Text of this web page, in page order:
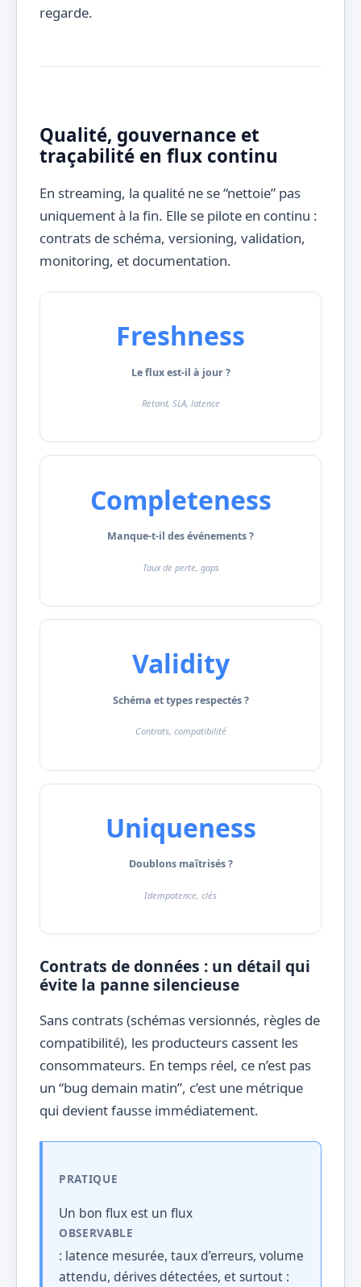
regarde.
Qualité, gouvernance et
traçabilité en flux continu
En streaming, la qualité ne se “nettoie” pas
uniquement à la fin. Elle se pilote en continu :
contrats de schéma, versioning, validation,
monitoring, et documentation.
Freshness
Le flux est-il à jour ?
Retard, SLA, latence
Completeness
Manque-t-il des événements ?
Taux de perte, gaps
Validity
Schéma et types respectés ?
Contrats, compatibilité
Uniqueness
Doublons maîtrisés ?
Idempotence, clés
Contrats de données : un détail qui
évite la panne silencieuse
Sans contrats (schémas versionnés, règles de
compatibilité), les producteurs cassent les
consommateurs. En temps réel, ce n’est pas
un “bug demain matin”, c’est une métrique
qui devient fausse immédiatement.
PRATIQUE
Un bon flux est un flux
OBSERVABLE
: latence mesurée, taux d’erreurs, volume
attendu, dérives détectées, et surtout :